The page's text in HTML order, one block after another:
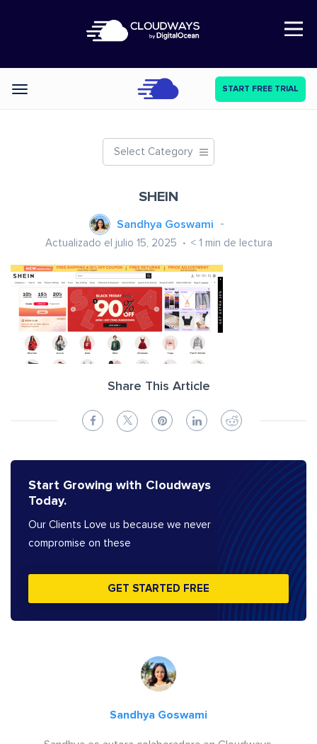
Open Nav
Categories START FREE TRIAL
Select Category
SHEIN
Sandhya Goswami
Actualizado el julio 15, 2025 < 1 min de lectura
Share This Article
Start Growing with Cloudways
Today.
Our Clients Love us because we never
compromise on these
GET STARTED FREE
Sandhya Goswami